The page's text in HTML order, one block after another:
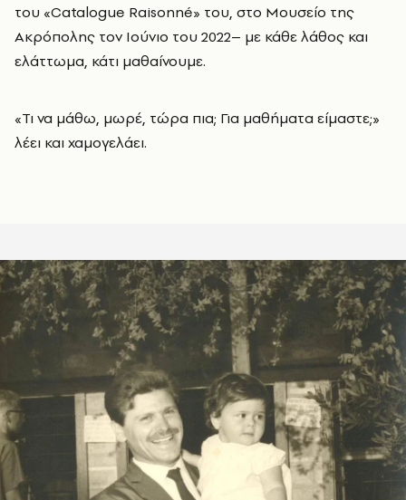
του «Catalogue Raisonné» του, στο Μουσείο της
Ακρόπολης τον Ιούνιο του 2022– με κάθε λάθος και
ελάττωμα, κάτι μαθαίνουμε.
«Τι να μάθω, μωρέ, τώρα πια; Για μαθήματα είμαστε;»
λέει και χαμογελάει.